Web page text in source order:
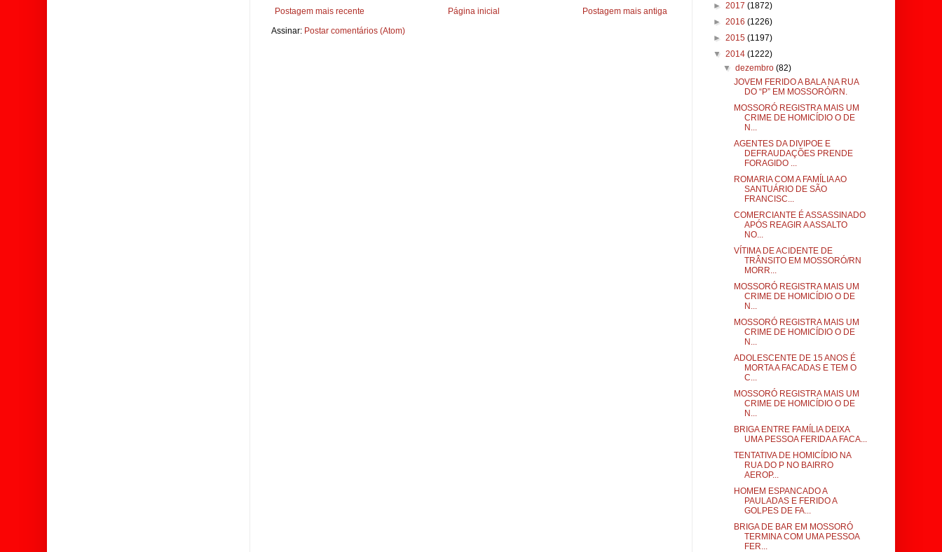
Postagem mais recente Postagem mais antiga
Página inicial
Assinar: Postar comentários (Atom)
► 2017 (1872)
► 2016 (1226)
► 2015 (1197)
▼ 2014 (1222)
▼dezembro(82)
JOVEM FERIDO A BALA NA RUA
DO “P” EM MOSSORÓ/RN.
MOSSORÓ REGISTRA MAIS UM
CRIME DE HOMICÍDIO O DE
N...
AGENTES DA DIVIPOE E
DEFRAUDAÇÕES PRENDE
FORAGIDO ...
ROMARIA COM A FAMÍLIA AO
SANTUÁRIO DE SÃO
FRANCISC...
COMERCIANTE É ASSASSINADO
APÓS REAGIR A ASSALTO
NO...
VÍTIMA DE ACIDENTE DE
TRÂNSITO EM MOSSORÓ/RN
MORR...
MOSSORÓ REGISTRA MAIS UM
CRIME DE HOMICÍDIO O DE
N...
MOSSORÓ REGISTRA MAIS UM
CRIME DE HOMICÍDIO O DE
N...
ADOLESCENTE DE 15 ANOS É
MORTA A FACADAS E TEM O
C...
MOSSORÓ REGISTRA MAIS UM
CRIME DE HOMICÍDIO O DE
N...
BRIGA ENTRE FAMÍLIA DEIXA
UMA PESSOA FERIDA A FACA...
TENTATIVA DE HOMICÍDIO NA
RUA DO P NO BAIRRO
AEROP...
HOMEM ESPANCADO A
PAULADAS E FERIDO A
GOLPES DE FA...
BRIGA DE BAR EM MOSSORÓ
TERMINA COM UMA PESSOA
FER...